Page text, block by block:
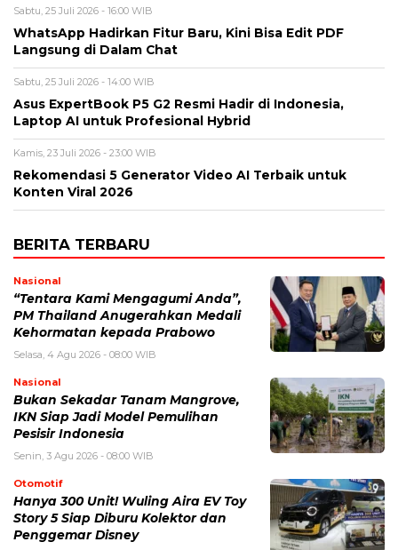
Sabtu, 25 Juli 2026 - 16:00 WIB
WhatsApp Hadirkan Fitur Baru, Kini Bisa Edit PDF
Langsung di Dalam Chat
Sabtu, 25 Juli 2026 - 14:00 WIB
Asus ExpertBook P5 G2 Resmi Hadir di Indonesia,
Laptop AI untuk Profesional Hybrid
Kamis, 23 Juli 2026 - 23:00 WIB
Rekomendasi 5 Generator Video AI Terbaik untuk
Konten Viral 2026
BERITA TERBARU
Nasional
“Tentara Kami Mengagumi Anda”,
PM Thailand Anugerahkan Medali
Kehormatan kepada Prabowo
Selasa, 4 Agu 2026 - 08:00 WIB
Nasional
Bukan Sekadar Tanam Mangrove,
IKN Siap Jadi Model Pemulihan
Pesisir Indonesia
Senin, 3 Agu 2026 - 08:00 WIB
Otomotif
Hanya 300 Unit! Wuling Aira EV Toy
Story 5 Siap Diburu Kolektor dan
Penggemar Disney